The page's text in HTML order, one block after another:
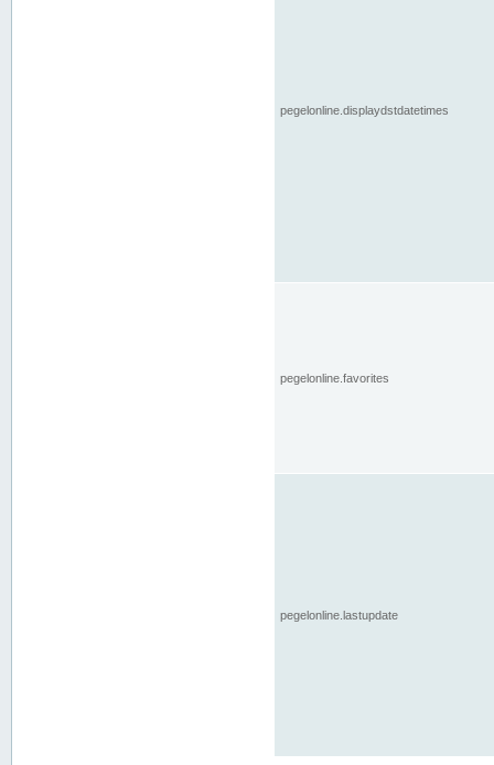
pegelonline.displaydstdatetimes
pegelonline.favorites
pegelonline.lastupdate